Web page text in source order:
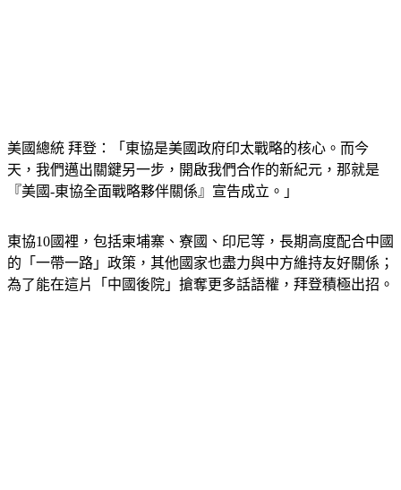
美國總統 拜登：「東協是美國政府印太戰略的核心。而今
天，我們邁出關鍵另一步，開啟我們合作的新紀元，那就是
『美國-東協全面戰略夥伴關係』宣告成立。」
東協10國裡，包括柬埔寨、寮國、印尼等，長期高度配合中國
的「一帶一路」政策，其他國家也盡力與中方維持友好關係；
為了能在這片「中國後院」搶奪更多話語權，拜登積極出招。